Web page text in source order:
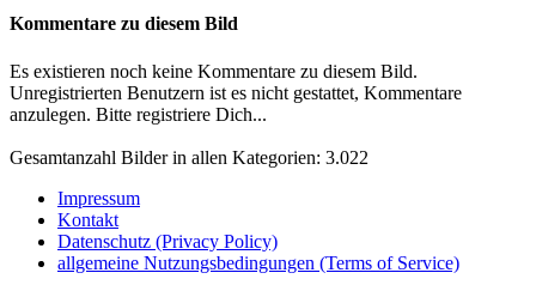
Kommentare zu diesem Bild
Es existieren noch keine Kommentare zu diesem Bild.
Unregistrierten Benutzern ist es nicht gestattet, Kommentare
anzulegen. Bitte registriere Dich...
Gesamtanzahl Bilder in allen Kategorien: 3.022
Impressum
Kontakt
Datenschutz (Privacy Policy)
allgemeine Nutzungsbedingungen (Terms of Service)